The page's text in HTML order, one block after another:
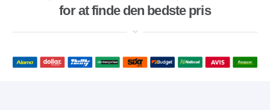
for at finde den bedste pris